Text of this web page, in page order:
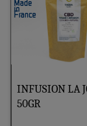
INFUSION LA
50GR